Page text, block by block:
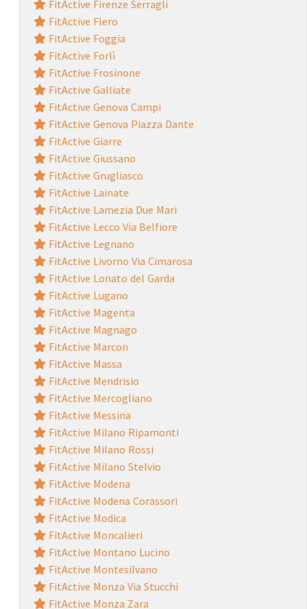
FitActive Firenze Serragli
FitActive Flero
FitActive Foggia
FitActive Forlì
FitActive Frosinone
FitActive Galliate
FitActive Genova Campi
FitActive Genova Piazza Dante
FitActive Giarre
FitActive Giussano
FitActive Grugliasco
FitActive Lainate
FitActive Lamezia Due Mari
FitActive Lecco Via Belfiore
FitActive Legnano
FitActive Livorno Via Cimarosa
FitActive Lonato del Garda
FitActive Lugano
FitActive Magenta
FitActive Magnago
FitActive Marcon
FitActive Massa
FitActive Mendrisio
FitActive Mercogliano
FitActive Messina
FitActive Milano Ripamonti
FitActive Milano Rossi
FitActive Milano Stelvio
FitActive Modena
FitActive Modena Corassori
FitActive Modica
FitActive Moncalieri
FitActive Montano Lucino
FitActive Montesilvano
FitActive Monza Via Stucchi
FitActive Monza Zara